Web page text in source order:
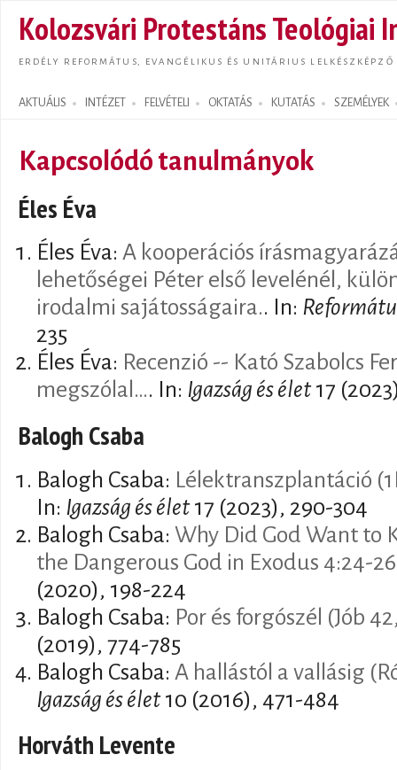
Kolozsvári Protestáns Teológiai
ERDÉLY REFORMÁTUS, EVANGÉLIKUS ÉS UNITÁRIUS LELKÉSZKÉPZŐ
AKTUÁLIS INTÉZET FELVÉTELI OKTATÁS KUTATÁS SZEMÉLYEK
Search form
Kapcsolódó tanulmányok
Éles Éva
Éles Éva: A kooperációs
lehetőségei Péter első levelénél,
irodalmi sajátosságaira.. In:
235
Éles Éva: Recenzió -- Kató Szabolcs
megszólal…. In: Igazság és élet17
Balogh Csaba
Balogh Csaba: Lélektranszplantáció
In: Igazság és élet17 (2023), 290-304
Balogh Csaba: Why Did God Want to
the Dangerous God in Exodus 4:24-26
(2020), 198-224
Balogh Csaba: Por és forgószél (Jób
(2019), 774-785
Balogh Csaba: A hallástól a vallásig
Igazság és élet10 (2016), 471-484
Horváth Levente